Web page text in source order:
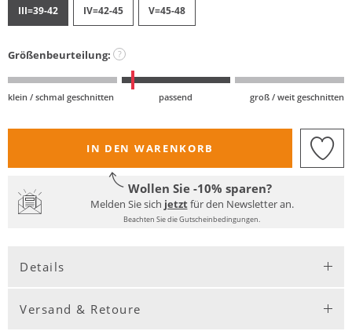
III=39-42 IV=42-45 V=45-48
Größenbeurteilung: ?
klein / schmal geschnitten passend groß / weit geschnitten
IN DEN WARENKORB
Wollen Sie -10% sparen?
Melden Sie sich jetztfür den Newsletter an.
Beachten Sie die Gutscheinbedingungen.
Details
Versand & Retoure